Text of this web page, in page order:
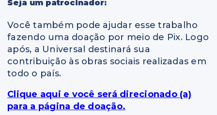
Seja um patrocinador:
Você também pode ajudar esse trabalho
fazendo uma doação por meio de Pix. Logo
após, a Universal destinará sua
contribuição às obras sociais realizadas em
todo o país.
Clique aqui e você será direcionado (a)
para a página de doação.